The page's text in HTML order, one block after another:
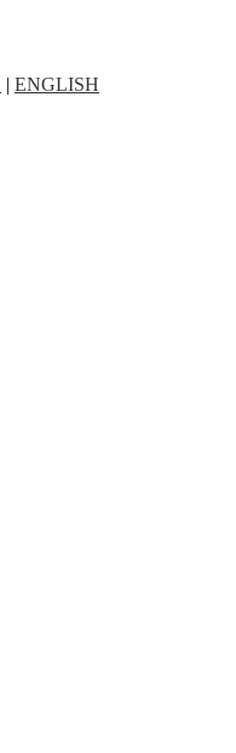
| ENGLISH